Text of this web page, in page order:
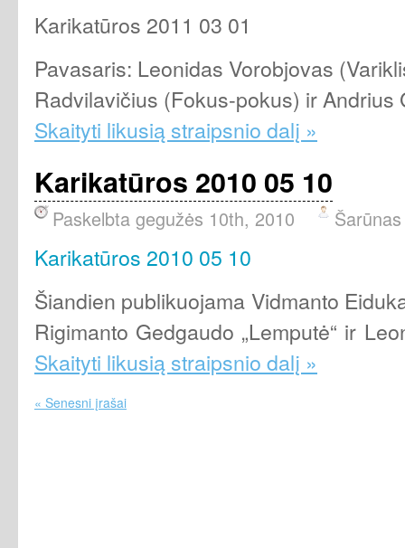
Karikatūros 2011 03 01
Pavasaris: Leonidas Vorobjovas
Radvilavičius (Fokus-pokus) ir Andrius
Skaityti likusią straipsnio dalį »
Karikatūros 2010 05 10
Paskelbta gegužės 10th, 2010 Šarūnas
Karikatūros 2010 05 10
Šiandien publikuojama Vidmanto
Rigimanto Gedgaudo „Lemputė“ ir
Skaityti likusią straipsnio dalį »
« Senesni įrašai